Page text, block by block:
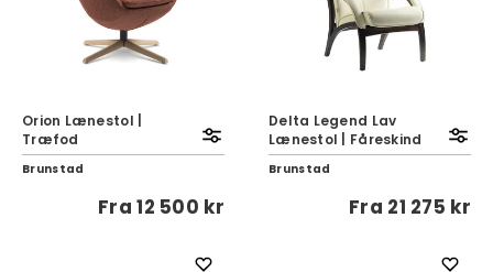
Orion Lænestol |
Træfod
Brunstad
Fra12 500 kr
Delta Legend Lav
Lænestol | Fåreskind
Brunstad
Fra 21 275 kr